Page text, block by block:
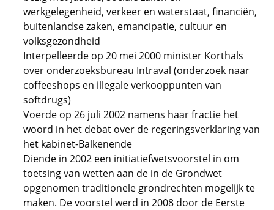
werkgelegenheid, verkeer en waterstaat, financiën,
buitenlandse zaken, emancipatie, cultuur en
volksgezondheid
Interpelleerde op 20 mei 2000 minister Korthals
over onderzoeksbureau Intraval (onderzoek naar
coffeeshops en illegale verkooppunten van
softdrugs)
Voerde op 26 juli 2002 namens haar fractie het
woord in het debat over de regeringsverklaring van
het kabinet-Balkenende
Diende in 2002 een initiatiefwetsvoorstel in om
toetsing van wetten aan de in de Grondwet
opgenomen traditionele grondrechten mogelijk te
maken. De voorstel werd in 2008 door de Eerste